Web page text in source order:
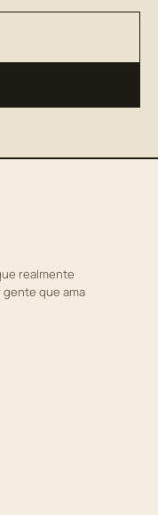
realmente
gente que ama